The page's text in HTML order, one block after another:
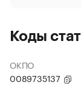
Коды
ОКПО
0089735137